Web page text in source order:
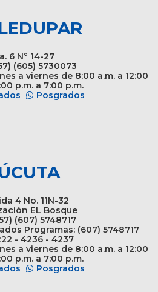
6 N° 14-27
(605) 5730073
a viernes de 8:00 a.m. a 12:00
p.m. a 7:00 p.m.
Posgrados
4 No. 11N-32
EL Bosque
(607) 5748717
Programas: (607) 5748717
- 4236 - 4237
a viernes de 8:00 a.m. a 12:00
p.m. a 7:00 p.m.
Posgrados